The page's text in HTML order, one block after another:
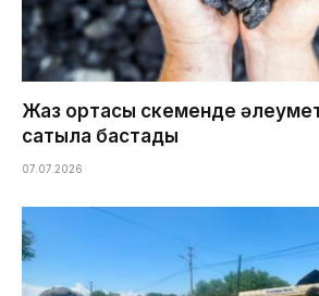
Жаз ортасы Өскеменде
сатыла бастады
07.07.2026